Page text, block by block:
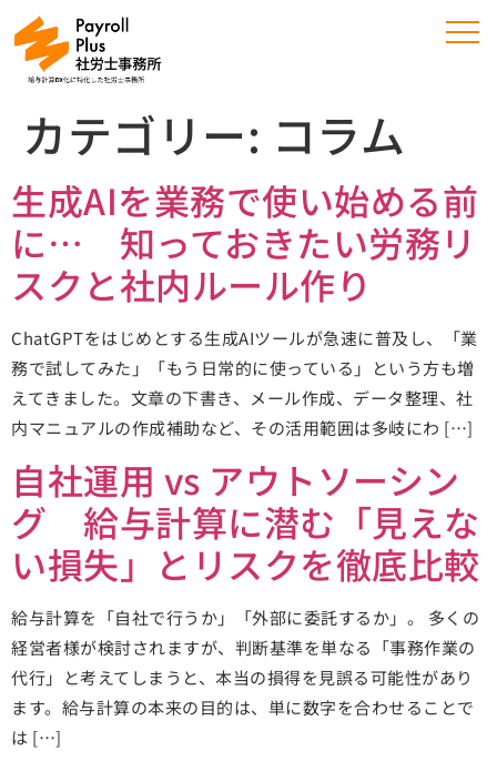
カテゴリー: コラム
生成AIを業務で使い始める前
に… 知っておきたい労務リ
スクと社内ルール作り
ChatGPTをはじめとする生成AIツールが急速に普及し、「業
務で試してみた」「もう日常的に使っている」という方も増
えてきました。文章の下書き、メール作成、データ整理、社
内マニュアルの作成補助など、その活用範囲は多岐にわ […]
自社運用 vs アウトソーシン
グ 給与計算に潜む「見えな
い損失」とリスクを徹底比較
給与計算を「自社で行うか」「外部に委託するか」。 多くの
経営者様が検討されますが、判断基準を単なる「事務作業の
代行」と考えてしまうと、本当の損得を見誤る可能性があり
ます。給与計算の本来の目的は、単に数字を合わせることで
は […]